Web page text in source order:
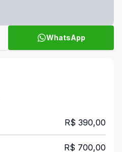
WhatsApp
R$ 390,00
R$ 700,00